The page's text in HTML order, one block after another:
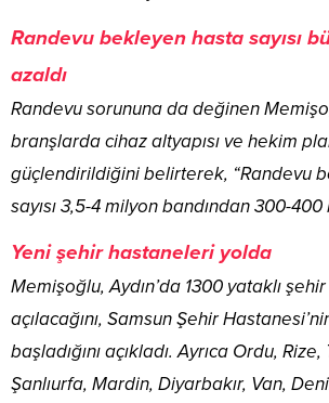
Randevu bekleyen hasta sayısı
azaldı
Randevu sorununa da değinen
branşlarda cihaz altyapısı ve hekim
güçlendirildiğini belirterek, “Randevu
sayısı 3,5-4 milyon bandından 300-
Yeni şehir hastaneleri yolda
Memişoğlu, Aydın’da 1300 yataklı
açılacağını, Samsun Şehir
başladığını açıkladı. Ayrıca Ordu,
Şanlıurfa, Mardin, Diyarbakır, Van,